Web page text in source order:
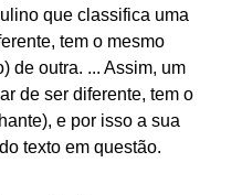
que classifica uma
tem o mesmo
de outra. ... Assim, um
de ser diferente, tem o
e por isso a sua
texto em questão.